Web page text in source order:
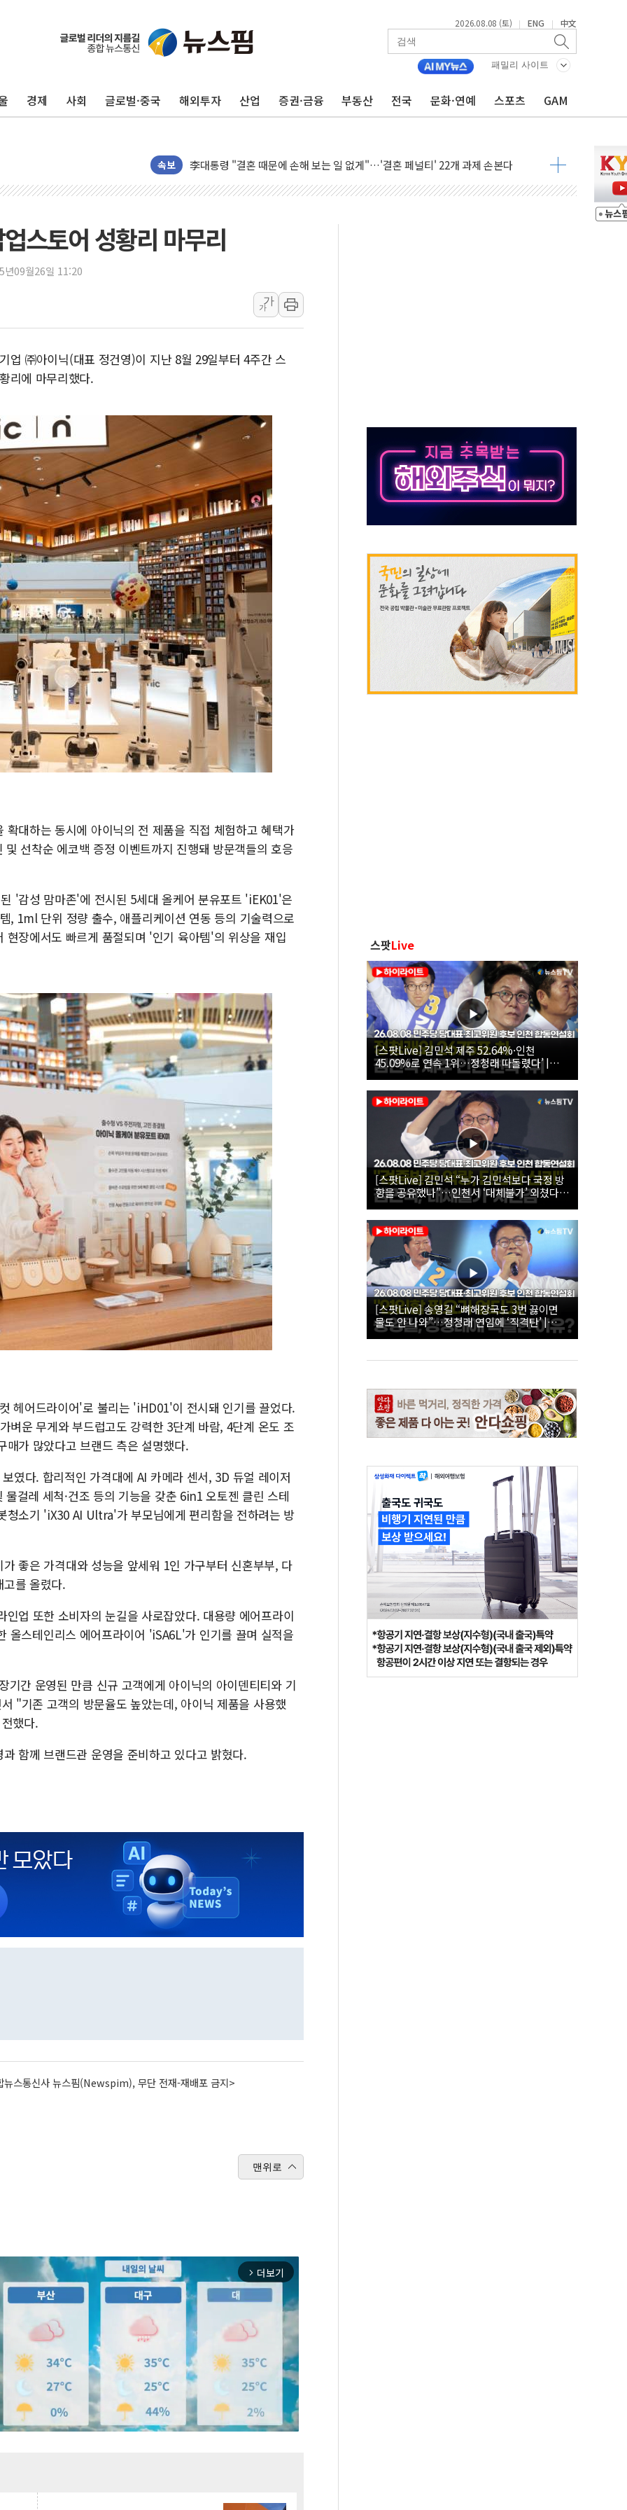
2026.08.08 (토) | ENG | 中文
패밀리 사이트
경제 사회 글로벌·중국 해외투자 산업 증권·금융 부동산 전국 문화·연예 스포츠 GAM
속보
김민석, 2주차 제주·인천 경선서 정청래에 승리...47.75% vs 42.08%
[속보] 민주, 제주·인천 경선 결과 발표...김민석 47.75% 정청래 42.08%
[속보] 민주, 제주 경선 결과 발표...김민석 52.64% 정청래 39.89% 송영길 7.47%
이번주 국내 주요 금융일정(8.10~8.14)
강릉·동해·삼척 시간당 최대 50㎜ 폭우…강원 동해안 강한 비 이어져
폐기물 수거하다 참변…60대 환경미화원 수거차에 치여 사망
서울 중랑구 주택가서 흉기 난동…60대 남성 2명 숨져
李대통령 "결혼 때문에 손해 보는 일 없게"…'결혼 페널티' 22개 과제 손본다
인천 선재도 갯벌서 해루질 중 실종 60대 나흘만에 숨진 채 발견
인천서 말다툼 중 어머니 흉기 살해 10대 아들 체포
'화합' 꺼낸 김민석에 '뻔뻔' 받아친 정청래…제주 연설서 신경전 고조
李대통령, ISA 개편 재검토 지시…與 "적극 환영"·野 "졸속 국정"
동해중부 전 해상 풍랑주의보…10일까지 최대 3.5m 높은 물결
연일 폭염에 온열질환 사망 23명…정부, 비상대응기구 가동
中 전방위 아파트 부양, 수도 베이징도 부동산 규제 철폐
인제 용대리 계곡서 수위 상승으로 피서객 7명 고립…전원 구조
스토어 성황리 마무리
년09월26일 11:20
가
가
업 ㈜아이닉(대표 정건영)이 지난 8월 29일부터 4주간 스
리에 마무리했다.
대하는 동시에 아이닉의 전 제품을 직접 체험하고 혜택가
선착순 에코백 증정 이벤트까지 진행돼 방문객들의 호응
'감성 맘마존'에 전시된 5세대 올케어 분유포트 'iEK01'은
, 1ml 단위 정량 출수, 애플리케이션 연동 등의 기술력으로
장에서도 빠르게 품절되며 '인기 육아템'의 위상을 재입
헤어드라이어'로 불리는 'iHD01'이 전시돼 인기를 끌었다.
벼운 무게와 부드럽고도 강력한 3단계 바람, 4단계 온도 조
가 많았다고 브랜드 측은 설명했다.
였다. 합리적인 가격대에 AI 카메라 센서, 3D 듀얼 레이저
걸레 세척·건조 등의 기능을 갖춘 6in1 오토젠 클린 스테
청소기 'iX30 AI Ultra'가 부모님에게 편리함을 전하려는 방
좋은 가격대와 성능을 앞세워 1인 가구부터 신혼부부, 다
를 올렸다.
업 또한 소비자의 눈길을 사로잡았다. 대용량 에어프라이
올스테인리스 에어프라이어 'iSA6L'가 인기를 끌며 실적을
간 운영된 만큼 신규 고객에게 아이닉의 아이덴티티와 기
"기존 고객의 방문율도 높았는데, 아이닉 제품을 사용했
했다.
함께 브랜드관 운영을 준비하고 있다고 밝혔다.
뉴스통신사 뉴스핌(Newspim), 무단 전재-재배포 금지>
맨위로
arrow_forward_ios 더보기
스팟Live
[스팟Live] 김민석 제주 52.64%·인천
45.09%로 연속 1위…정청래 따돌렸다’ |
26.08.08 더불어민주당 당대표·최고위원 후
보 인천 합동연설회
[스팟Live] 김민석 “누가 김민석보다 국정 방
향을 공유했나”…인천서 ‘대체불가’ 외쳤다 |
26.08.08 더불어민주당 당대표·최고위원 후
보 인천 합동연설회
[스팟Live] 송영길 “뼈해장국도 3번 끓이면
물도 안 나와”…정청래 연임에 ‘직격탄’ |
26.08.08 더불어민주당 당대표·최고위원 후